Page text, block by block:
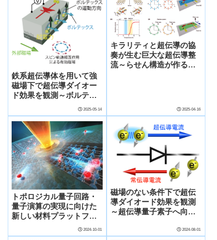
Effect)
ス・量子回路の実現に道
―
鉄系超伝導体を用いて強
磁場下で超伝導ダイオー
ド効果を観測～ボルテッ
クスに由来する整流効果
の仕組みを解明～
2025-05-14
キラリティと超伝導の協
奏が生む巨大な超伝導整
流～らせん構造が作るス
2025-04-16
トポロジカル量子回路・
量子演算の実現に向けた
新しい材料プラットフォ
ームを実現～トポロジカ
ル材料薄膜内に超伝導ナ
2024-10-01
磁場のない条件下で超伝
導ダイオード効果を観測
～超伝導量子素子へ向け
2024-08-01